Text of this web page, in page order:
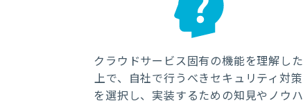
クラウドサービス固有の機能を理解した
上で、自社で行うべきセキュリティ対策
を選択し、実装するための知見やノウハ